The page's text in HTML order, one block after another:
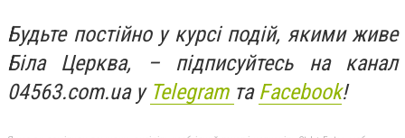
Будьте постійно у курсі подій, якими живе
Біла Церква, – підписуйтесь на канал
04563.com.ua у Telegram та Facebook!